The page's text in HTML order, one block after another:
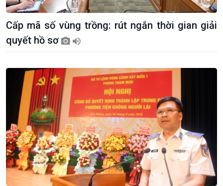
Kinh tế
Tin Kinh tế
Trước giờ mở cửa
Dòng chảy Kinh tế
Nông nghiệp & Biển đảo
Tin Nông nghiệp & Biển
đảo
Mùa vàng
Cấp mã số vùng trồng: rút ngắn thời gian giải
quyết hồ sơ